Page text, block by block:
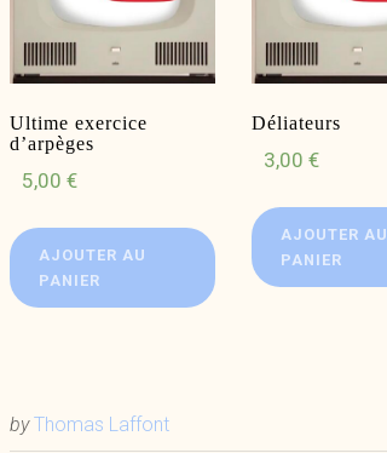
Ultime exercice
d’arpèges
5,00 €
AJOUTER AU
PANIER
Déliateurs
3,00 €
AJOUTER AU
PANIER
by Thomas Laffont